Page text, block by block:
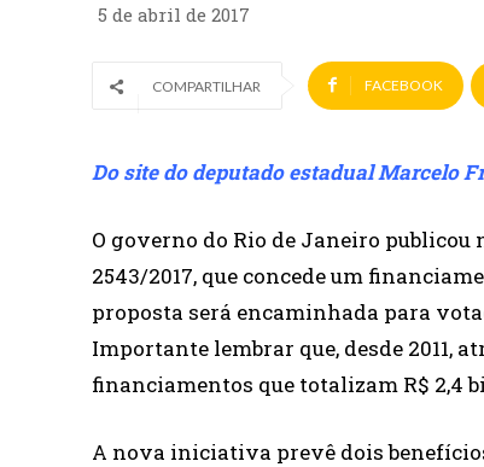
5 de abril de 2017
COMPARTILHAR FACEBOOK
Do site do deputado estadual Marcelo
O governo do Rio de Janeiro
2543/2017, que concede um
proposta será encaminhada para
Importante lembrar que, desde 2011,
financiamentos que totalizam R$ 2,4
A nova iniciativa prevê dois